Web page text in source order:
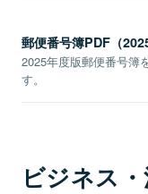
郵便番号簿PDF（
2025年度版郵便番号簿
す。
ビジネス